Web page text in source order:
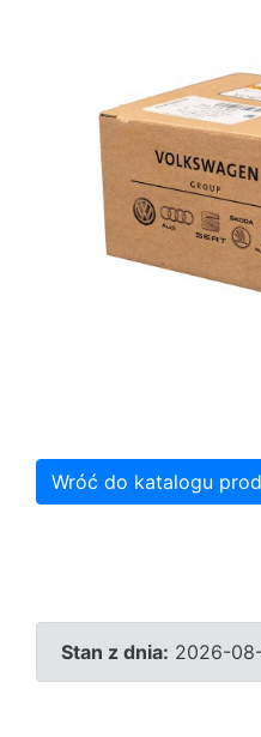
Wróć do katalogu
Stan z dnia: 2026-